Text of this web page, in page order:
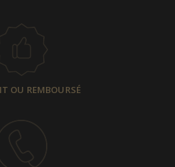
OU REMBOURSÉ